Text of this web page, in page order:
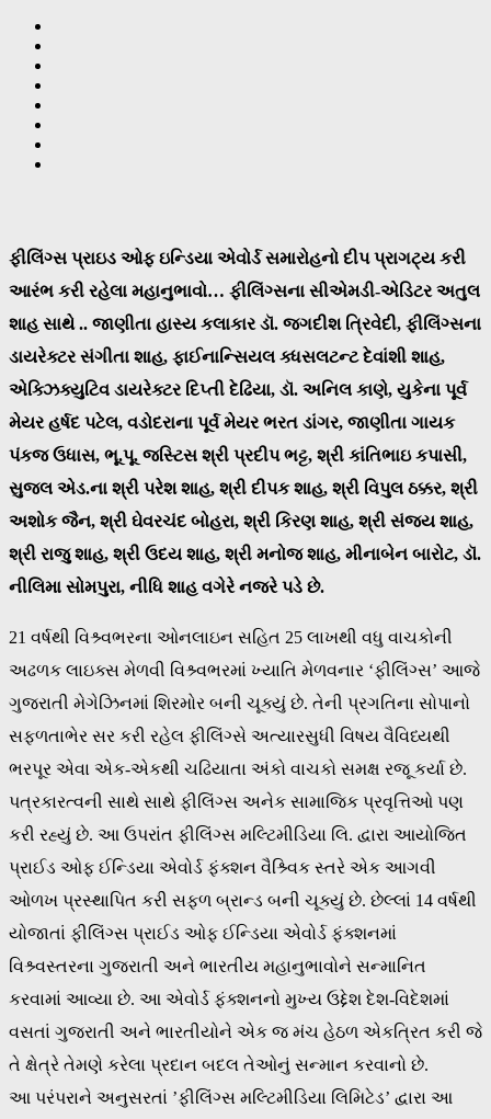
ફીલિંગ્સ પ્રાઇડ ઓફ ઇન્ડિયા એવોર્ડ સમારોહનો દીપ પ્રાગટ્ય કરી
આરંભ કરી રહેલા મહાનુભાવો… ફીલિંગ્સના સીએમડી-એડિટર અતુલ
શાહ સાથે .. જાણીતા હાસ્ય કલાકાર ડૉ. જગદીશ ત્રિવેદી, ફીલિંગ્સના
ડાયરેક્ટર સંગીતા શાહ, ફાઈનાન્સિયલ ક્ધસલટન્ટ દેવાંશી શાહ,
એક્ઝિક્યુટિવ ડાયરેક્ટર દિપ્તી દેઢિયા, ડૉ. અનિલ કાણે, યુકેના પૂર્વ
મેયર હર્ષદ પટેલ, વડોદરાના પૂર્વ મેયર ભરત ડાંગર, જાણીતા ગાયક
પંકજ ઉધાસ, ભૂ.પૂ. જસ્ટિસ શ્રી પ્રદીપ ભટ્ટ, શ્રી કાંતિભાઇ કપાસી,
સુજલ એડ.ના શ્રી પરેશ શાહ, શ્રી દીપક શાહ, શ્રી વિપુલ ઠક્કર, શ્રી
અશોક જૈન, શ્રી ઘેવરચંદ બોહરા, શ્રી કિરણ શાહ, શ્રી સંજય શાહ,
શ્રી રાજુ શાહ, શ્રી ઉદય શાહ, શ્રી મનોજ શાહ, મીનાબેન બારોટ, ડૉ.
નીલિમા સોમપુરા, નીધિ શાહ વગેરે નજરે પડે છે.
21 વર્ષથી વિશ્ર્વભરના ઓનલાઇન સહિત 25 લાખથી વધુ વાચકોની
અઢળક લાઇક્સ મેળવી વિશ્ર્વભરમાં ખ્યાતિ મેળવનાર ‘ફીલિંગ્સ’ આજે
ગુજરાતી મેગેઝિનમાં શિરમોર બની ચૂક્યું છે. તેની પ્રગતિના સોપાનો
સફળતાભેર સર કરી રહેલ ફીલિંગ્સે અત્યારસુધી વિષય વૈવિધ્યથી
ભરપૂર એવા એક-એકથી ચઢિયાતા અંકો વાચકો સમક્ષ રજૂ કર્યા છે.
પત્રકારત્વની સાથે સાથે ફીલિંગ્સ અનેક સામાજિક પ્રવૃત્તિઓ પણ
કરી રહ્યું છે. આ ઉપરાંત ફીલિંગ્સ મલ્ટિમીડિયા લિ. દ્વારા આયોજિત
પ્રાઈડ ઓફ ઈન્ડિયા એવોર્ડ ફંક્શન વૈશ્ર્વિક સ્તરે એક આગવી
ઓળખ પ્રસ્થાપિત કરી સફળ બ્રાન્ડ બની ચૂક્યું છે. છેલ્લાં 14 વર્ષથી
યોજાતાં ફીલિંગ્સ પ્રાઈડ ઓફ ઈન્ડિયા એવોર્ડ ફંક્શનમાં
વિશ્ર્વસ્તરના ગુજરાતી અને ભારતીય મહાનુભાવોને સન્માનિત
કરવામાં આવ્યા છે. આ એવોર્ડ ફંક્શનનો મુખ્ય ઉદ્દેશ દેશ-વિદેશમાં
વસતાં ગુજરાતી અને ભારતીયોને એક જ મંચ હેઠળ એકત્રિત કરી જે
તે ક્ષેત્રે તેમણે કરેલા પ્રદાન બદલ તેઓનું સન્માન કરવાનો છે.
આ પરંપરાને અનુસરતાં ’ફીલિંગ્સ મલ્ટિમીડિયા લિમિટેડ’ દ્વારા આ